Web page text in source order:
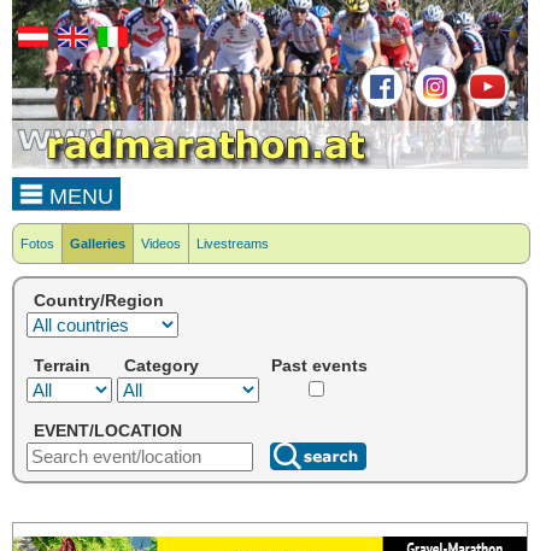
MENU
Fotos Galleries Videos Livestreams
Country/Region
Terrain Category Past events
EVENT/LOCATION